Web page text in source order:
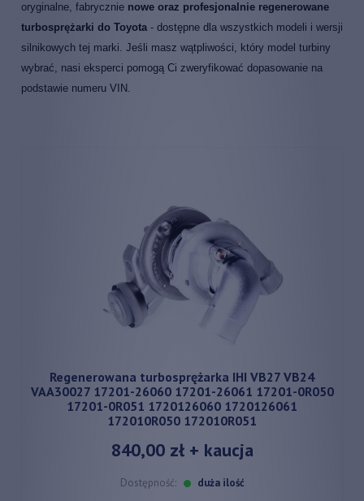
oryginalne, fabrycznie nowe oraz profesjonalnie regenerowane
turbosprężarki do Toyota - dostępne dla wszystkich modeli i wersji
silnikowych tej marki. Jeśli masz wątpliwości, który model turbiny
wybrać, nasi eksperci pomogą Ci zweryfikować dopasowanie na
podstawie numeru VIN.
Regenerowana turbosprężarka IHI VB27 VB24
VAA30027 17201-26060 17201-26061 17201-0R050
17201-0R051 1720126060 1720126061
172010R050 172010R051
840,00 zł+ kaucja
Dostępność: duża ilość